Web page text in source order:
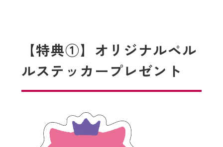
【特典①】オリジナルペル
ルステッカープレゼント